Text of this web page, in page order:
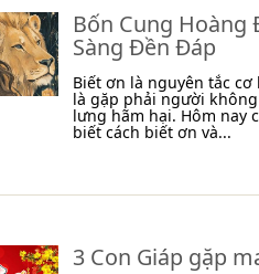
Bốn Cung Hoàng
Sàng Đền Đáp
Biết ơn là nguyên tắc
là gặp phải người
lưng hãm hại. Hôm nay
biết cách biết ơn và...
3 Con Giáp gặp